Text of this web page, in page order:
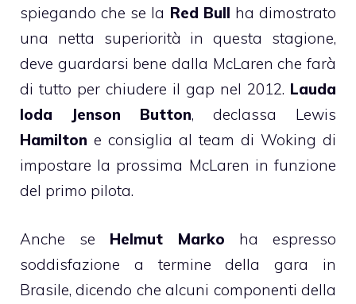
spiegando che se la Red Bull ha dimostrato
una netta superiorità in questa stagione,
deve guardarsi bene dalla McLaren che farà
di tutto per chiudere il gap nel 2012. Lauda
loda Jenson Button, declassa Lewis
Hamilton e consiglia al team di Woking di
impostare la prossima McLaren in funzione
del primo pilota.
Anche se Helmut Marko ha espresso
soddisfazione a termine della gara in
Brasile, dicendo che alcuni componenti della